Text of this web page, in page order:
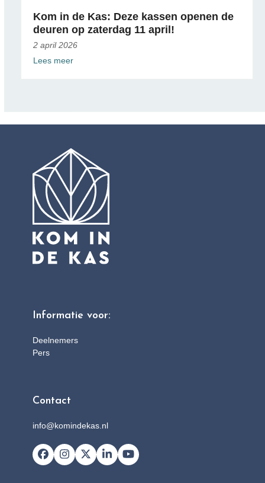
Kom in de Kas: Deze kassen openen de
deuren op zaterdag 11 april!
2 april 2026
Lees meer
Informatie voor:
Deelnemers
Pers
Contact
info@komindekas.nl
Facebook
Instagram
X LinkedInYouTube